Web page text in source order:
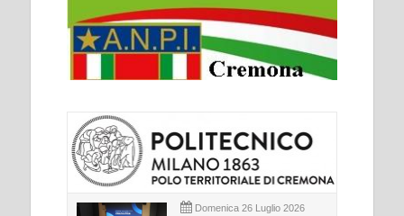
Domenica 26 Luglio 2026